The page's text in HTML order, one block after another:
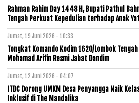
Rahman Rahim Day 1448 H, Bupati Pathul
Tengah Perkuat Kepedulian terhadap Anak
Jumat, 19 Juni 2026 - 10:33
Tongkat Komando Kodim 1620/Lombok
Mohamad Arifin Resmi Jabat Dandim
Jumat, 12 Juni 2026 - 04:07
ITDC Dorong UMKM Desa Penyangga Naik
Inklusif di The Mandalika